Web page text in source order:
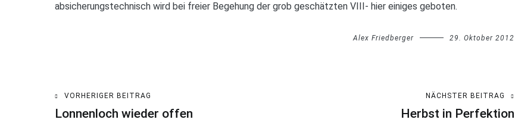
absicherungstechnisch wird bei freier Begehung der grob geschätzten VIII- hier einiges geboten.
Alex Friedberger 29. Oktober 2012
Beitragsnavigation
VORHERIGER BEITRAG
Lonnenloch wieder offen
NÄCHSTER BEITRAG
Herbst in Perfektion